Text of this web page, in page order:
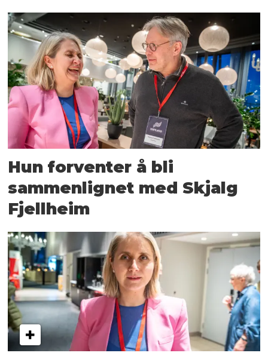
Hun forventer å bli
sammenlignet med Skjalg
Fjellheim